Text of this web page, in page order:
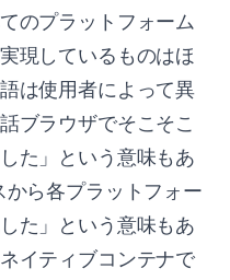
のプラットフォーム
現しているものはほ
は使用者によって異
ブラウザでそこそこ
た」という意味もあ
から各プラットフォー
た」という意味もあ
イティブコンテナで